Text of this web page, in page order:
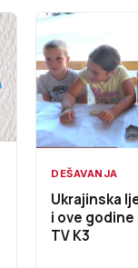
DEŠAVANJA
Ukrajinska
i ove godine u
TV K3